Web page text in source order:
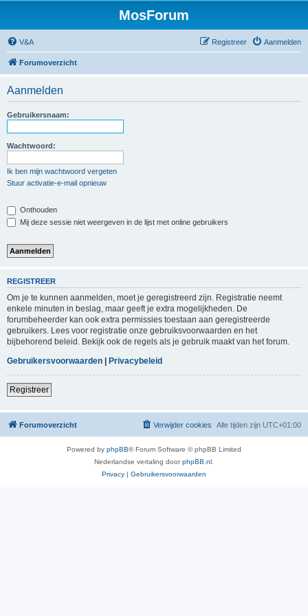
MosForum
V&A Aanmelden
Registreer
Forumoverzicht
Aanmelden
Gebruikersnaam:
Wachtwoord:
Ik ben mijn wachtwoord vergeten
Stuur activatie-e-mail opnieuw
Onthouden
Mij deze sessie niet weergeven in de lijst met online gebruikers
REGISTREER
Om je te kunnen aanmelden, moet je geregistreerd zijn. Registratie neemt
enkele minuten in beslag, maar geeft je extra mogelijkheden. De
forumbeheerder kan ook extra permissies toestaan aan geregistreerde
gebruikers. Lees voor registratie onze gebruiksvoorwaarden en het
bijbehorend beleid. Bekijk ook de regels als je gebruik maakt van het forum.
Gebruikersvoorwaarden | Privacybeleid
Registreer
Forumoverzicht Alle tijden zijn UTC+01:00
Verwijder cookies
Powered by phpBB® Forum Software © phpBB Limited
Nederlandse vertaling doorphpBB.nl
Privacy | Gebruikersvoorwaarden